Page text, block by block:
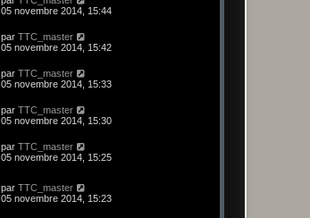
05 novembre 2014, 15:44
par TTC_master
05 novembre 2014, 15:42
par TTC_master
05 novembre 2014, 15:33
par TTC_master
05 novembre 2014, 15:30
par TTC_master
05 novembre 2014, 15:25
par TTC_master
05 novembre 2014, 15:23